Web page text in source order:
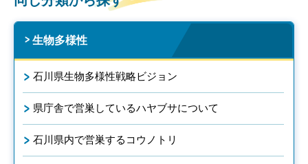
生物多様性
石川県生物多様性戦略ビジョン
県庁舎で営巣しているハヤブサについて
石川県内で営巣するコウノトリ